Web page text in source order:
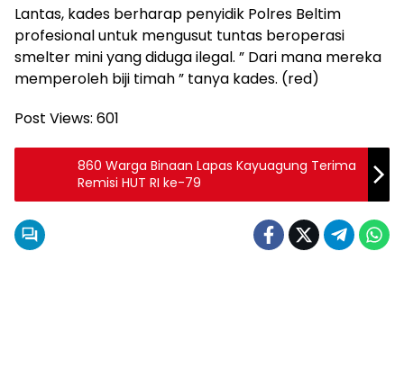
Lantas, kades berharap penyidik Polres Beltim
profesional untuk mengusut tuntas beroperasi
smelter mini yang diduga ilegal. ” Dari mana mereka
memperoleh biji timah ” tanya kades. (red)
Post Views: 601
860 Warga Binaan Lapas Kayuagung Terima
Remisi HUT RI ke-79